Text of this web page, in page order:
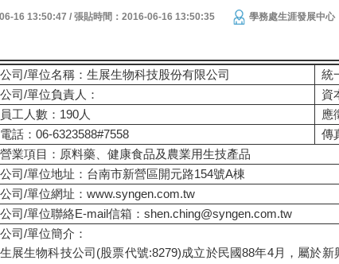
16 13:50:47 / 張貼時間：2016-06-16 13:50:35 學務處生涯發展中心
公司/單位名稱：生展生物科技股份有限公司
統
公司/單位負責人：
資
員工人數：190人
應
電話：06-6323588#7558
傳
營業項目：原料藥、健康食品及農業用生技產品
公司/單位地址：台南市新營區開元路154號A棟
公司/單位網址：www.syngen.com.tw
公司/單位聯絡E-mail信箱：shen.ching@syngen.com.tw
公司/單位簡介：
生展生物科技公司(股票代號:8279)成立於民國88年4月，屬於